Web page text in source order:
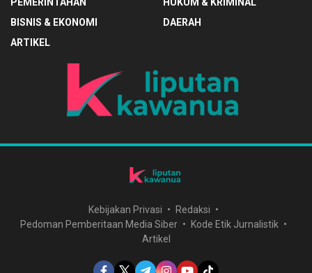
BISNIS & EKONOMI
DAERAH
ARTIKEL
Kebijakan Privasi
Redaksi
Pedoman Pemberitaan Media Siber
Kode Etik Jurnalistik
Artikel